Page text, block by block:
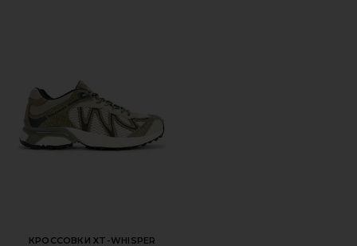
КРОССОВКИ XT-WHISPER